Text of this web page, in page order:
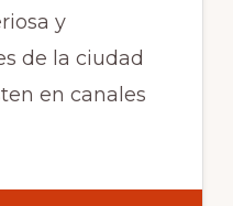
y
de la ciudad
en canales